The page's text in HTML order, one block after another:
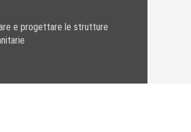
e progettare le strutture